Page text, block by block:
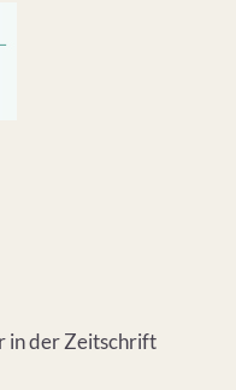
in der Zeitschrift